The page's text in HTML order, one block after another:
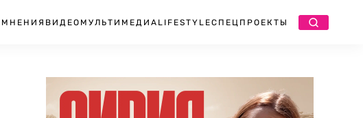
МНЕНИЯ ВИДЕО МУЛЬТИМЕДИА LIFESTYLEСПЕЦПРОЕКТЫ